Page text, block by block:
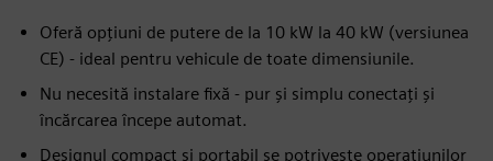
Oferă opțiuni de putere de la 10 kW la 40 kW (versiunea
CE) - ideal pentru vehicule de toate dimensiunile.
Nu necesită instalare fixă - pur și simplu conectați și
încărcarea începe automat.
Designul compact și portabil se potrivește operațiunilor